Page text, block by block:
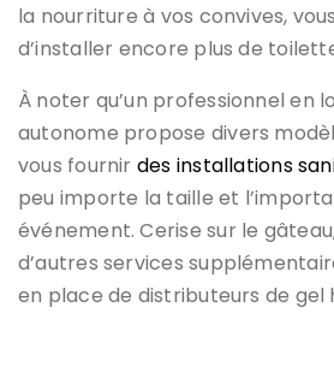
la nourriture à vos convives,
d’installer encore plus de
À noter qu’un professionnel en
autonome propose divers
vous fournir des installations
peu importe la taille et
événement. Cerise sur le
d’autres services
en place de distributeurs de gel